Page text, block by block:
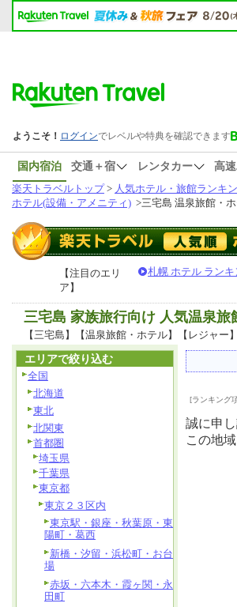
国内宿泊 交通＋宿 レンタカー 高
楽天トラベルトップ> 人気ホテル・旅館ランキ
ホテル(設備・アメニティ) >三宅島 温泉旅館・
【注目のエリ
ア】
札幌 ホテル ランキ
三宅島 家族旅行向け 人気温泉
【三宅島】【温泉旅館・ホテル】【レジャ
[ランキング
誠に申
この地
エリアで絞り込む
全国
北海道
東北
北関東
首都圏
埼玉県
千葉県
東京都
東京２３区内
東京駅・銀座・秋葉原・東
陽町・葛西
新橋・汐留・浜松町・お台
場
赤坂・六本木・霞ヶ関・永
田町